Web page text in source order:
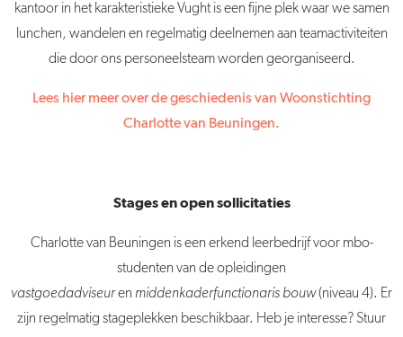
kantoor in het karakteristieke Vught is een fijne plek waar we samen
lunchen, wandelen en regelmatig deelnemen aan teamactiviteiten
die door ons personeelsteam worden georganiseerd.
Lees hier meer over de geschiedenis van Woonstichting
Charlotte van Beuningen.
Stages en open sollicitaties
Charlotte van Beuningen is een erkend leerbedrijf voor mbo-
studenten van de opleidingen
vastgoedadviseuren middenkaderfunctionaris bouw(niveau 4). Er
zijn regelmatig stageplekken beschikbaar. Heb je interesse? Stuur